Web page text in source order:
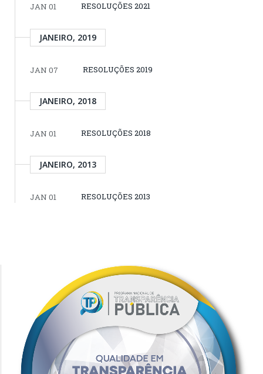
JAN 01 RESOLUÇÕES 2021
JANEIRO, 2019
JAN 07 RESOLUÇÕES 2019
JANEIRO, 2018
JAN 01 RESOLUÇÕES 2018
JANEIRO, 2013
JAN 01 RESOLUÇÕES 2013